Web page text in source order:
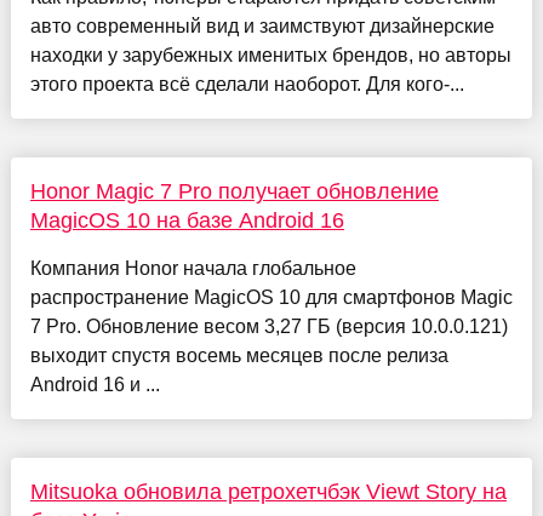
авто современный вид и заимствуют дизайнерские
находки у зарубежных именитых брендов, но авторы
этого проекта всё сделали наоборот. Для кого-...
Honor Magic 7 Pro получает обновление
MagicOS 10 на базе Android 16
Компания Honor начала глобальное
распространение MagicOS 10 для смартфонов Magic
7 Pro. Обновление весом 3,27 ГБ (версия 10.0.0.121)
выходит спустя восемь месяцев после релиза
Android 16 и ...
Mitsuoka обновила ретрохетчбэк Viewt Story на